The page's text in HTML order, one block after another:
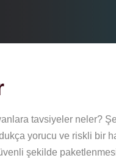
tavsiyeler neler?
yorucu ve riskli bir
şekilde